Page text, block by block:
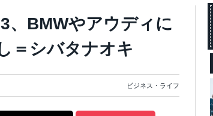
、BMWやアウディに
＝シバタナオキ
ビジネス・ライフ